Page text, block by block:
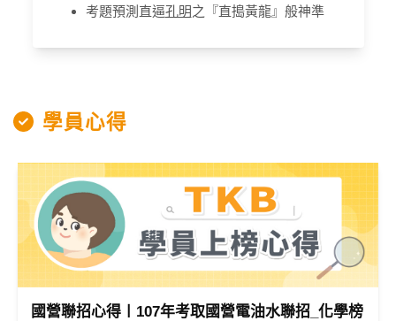
學員心得
國營聯招心得〡107年考取國營電油水聯招_化學榜
考題預測直逼孔明之『直搗黃龍』般神準